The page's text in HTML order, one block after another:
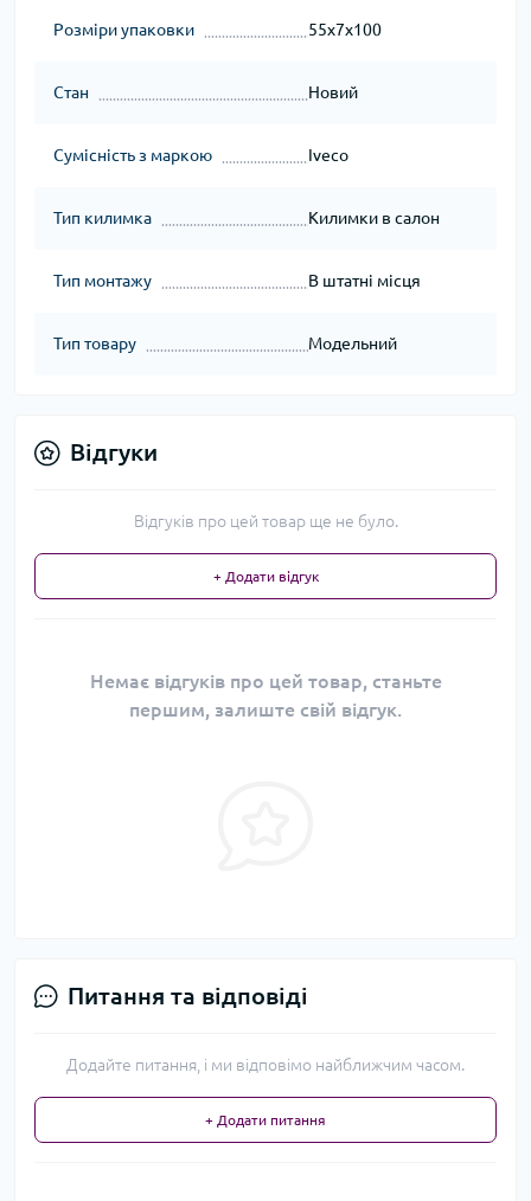
Розміри упаковки 55x7x100
Стан Новий
Сумісність з маркою Iveco
Тип килимка Килимки в салон
Тип монтажу В штатні місця
Тип товару Модельний
Відгуки
Відгуків про цей товар ще не було.
+ Додати відгук
Немає відгуків про цей товар, станьте
першим, залиште свій відгук.
Питання та відповіді
Додайте питання, і ми відповімо найближчим часом.
+ Додати питання